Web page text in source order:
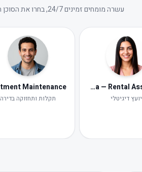
עשרה מומחים זמינים 24/7, בחרו את הסוכן המתאים והתחילו לשוחח.
Neta — Rental Assistant
יועץ דיגיטלי תקלות ותחזוקה בדירה